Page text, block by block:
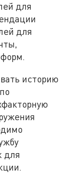
для
для
историю
для